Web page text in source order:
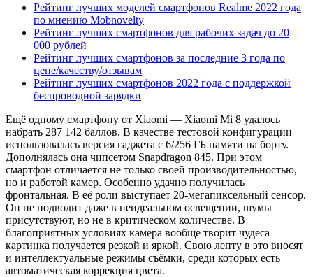
Рейтинг лучших моделей смартфонов Realme 2022 года
по мнению Mobnovelty
Рейтинг лучших смартфонов для рабочих задач до 20
000 рублей
Рейтинг лучших смартфонов за последние 3 года по
цене/качеству/отзывам
Рейтинг лучших смартфонов 2022 года с поддержкой
беспроводной зарядки
Ещё одному смартфону от Xiaomi — Xiaomi Mi 8 удалось
набрать 287 142 баллов. В качестве тестовой конфигурации
использовалась версия гаджета с 6/256 ГБ памяти на борту.
Дополнялась она чипсетом Snapdragon 845. При этом
смартфон отличается не только своей производительностью,
но и работой камер. Особенно удачно получилась
фронтальная. В её роли выступает 20-мегапиксельный сенсор.
Он не подводит даже в неидеальном освещении, шумы
присутствуют, но не в критическом количестве. В
благоприятных условиях камера вообще творит чудеса –
картинка получается резкой и яркой. Свою лепту в это вносят
и интеллектуальные режимы съёмки, среди которых есть
автоматическая коррекция цвета.